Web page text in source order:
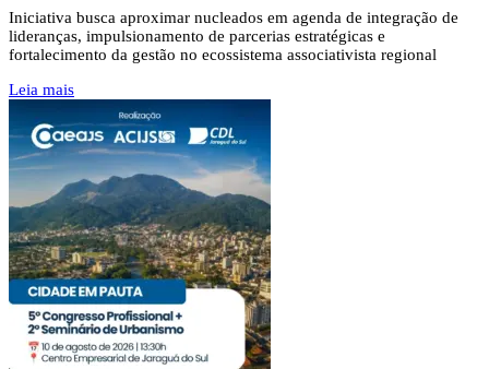
Iniciativa busca aproximar nucleados em agenda de integração de
lideranças, impulsionamento de parcerias estratégicas e
fortalecimento da gestão no ecossistema associativista regional
Leia mais